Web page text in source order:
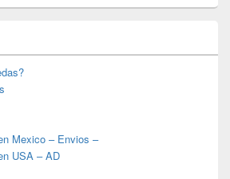
Mexico – Envios –
USA – AD